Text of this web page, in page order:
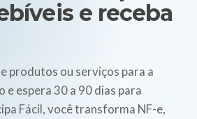
e receba
produtos ou serviços para a
e espera 30 a 90 dias para
Fácil, você transforma NF-e,